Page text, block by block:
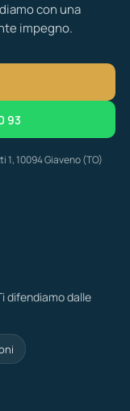
con una
impegno.
93
1, 10094 Giaveno (TO)
difendiamo dalle